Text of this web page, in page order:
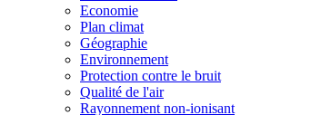
Economie
Plan climat
Géographie
Environnement
Protection contre le bruit
Qualité de l'air
Rayonnement non-ionisant